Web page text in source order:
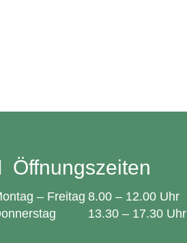
Öffnungszeiten
– Freitag 8.00 – 12.00 Uhr
13.30 – 17.30 Uhr